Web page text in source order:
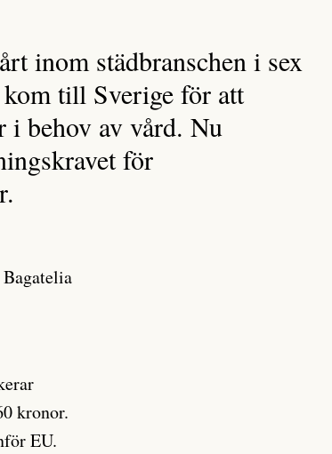
inom städbranschen i sex
kom till Sverige för att
i behov av vård. Nu
för
kronor.
EU.